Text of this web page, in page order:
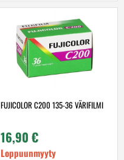
FUJICOLOR C200 135-36 VÄRIFILMI
16,90 €
Loppuunmyyty